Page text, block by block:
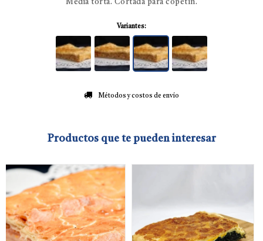
Media torta. Cortada para copetín.
Variantes:
Métodos y costos de envío
Productos que te pueden interesar